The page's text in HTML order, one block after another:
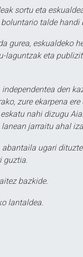
sortu eta
talde handi
gurea, eskualdeko
laguntzak eta
den
zure ekarpena
nahi dizugu
jarraitu ahal
abantaila ugari
guztia.
bazkide.
lantaldea.